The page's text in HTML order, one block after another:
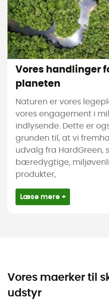
Vores handlinger
planeten
Naturen er vores
vores engagement i
indlysende. Dette er
grunden til, at vi
udvalg fra HardGreen,
bæredygtige,
produkter,
Læse mere +
Vores maerker til
udstyr